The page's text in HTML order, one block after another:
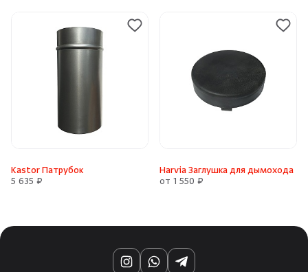
Kastor Патрубок
5 635 ₽
Harvia Заглушка для дымохода
от 1 550 ₽
InstagramWhatsAppTelegram